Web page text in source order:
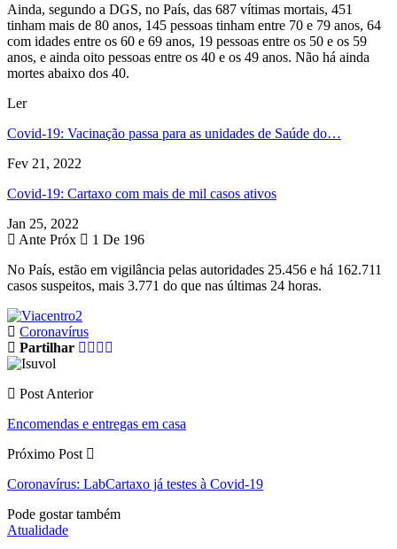
Ainda, segundo a DGS, no País, das 687 vítimas mortais, 451
tinham mais de 80 anos, 145 pessoas tinham entre 70 e 79 anos, 64
com idades entre os 60 e 69 anos, 19 pessoas entre os 50 e os 59
anos, e ainda oito pessoas entre os 40 e os 49 anos. Não há ainda
mortes abaixo dos 40.
Ler
Covid-19: Vacinação passa para as unidades de Saúde do…
Fev 21, 2022
Covid-19: Cartaxo com mais de mil casos ativos
Jan 25, 2022
Ante Próx
1 De 196
No País, estão em vigilância pelas autoridades 25.456 e há 162.711
casos suspeitos, mais 3.771 do que nas últimas 24 horas.
Coronavírus
Partilhar
Post Anterior
Encomendas e entregas em casa
Próximo Post
Coronavírus: LabCartaxo já testes à Covid-19
Pode gostar também
Atualidade